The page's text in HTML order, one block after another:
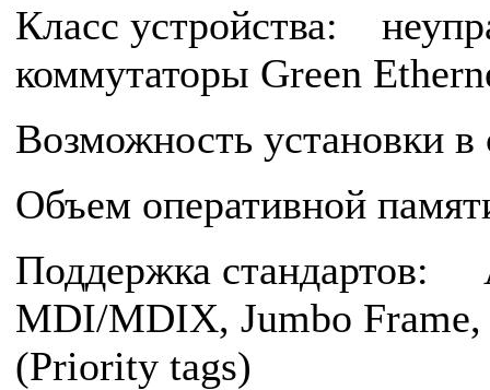
Класс устройства:
коммутаторы Green
Возможность установки
Объем оперативной
Поддержка стандартов:
MDI/MDIX, Jumbo Frame,
(Priority tags)